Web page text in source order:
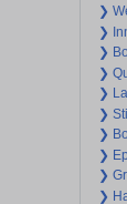
❯
❯
❯
❯
❯
❯
❯
❯
❯
❯